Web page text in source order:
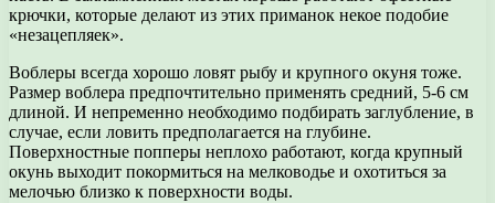
крючки, которые делают из этих приманок некое подобие
«незацепляек».
Воблеры всегда хорошо ловят рыбу и крупного окуня тоже.
Размер воблера предпочтительно применять средний, 5-6 см
длиной. И непременно необходимо подбирать заглубление, в
случае, если ловить предполагается на глубине.
Поверхностные попперы неплохо работают, когда крупный
окунь выходит покормиться на мелководье и охотиться за
мелочью близко к поверхности воды.